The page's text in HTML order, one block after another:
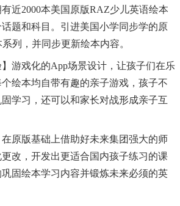
有近2000本美国原版RAZ少儿英语绘本
题和科目。引进美国小学同步学的原
列，并同步更新绘本内容。
】游戏化的App场景设计，让孩子们在乐
绘本均自带有趣的亲子游戏，孩子不
学习，还可以和家长对战形成亲子互
在原版基础上借助好未来集团强大的师
改，开发出更适合国内孩子练习的课
固绘本学习内容并锻炼未来必须的英